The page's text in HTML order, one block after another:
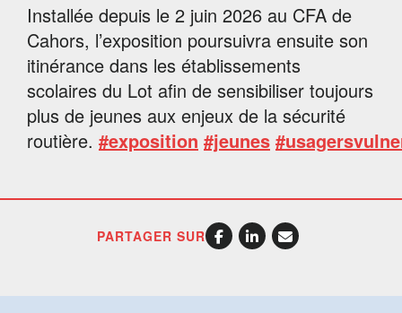
Installée depuis le 2 juin 2026 au CFA de
Cahors, l’exposition poursuivra ensuite son
itinérance dans les établissements
scolaires du Lot afin de sensibiliser toujours
plus de jeunes aux enjeux de la sécurité
routière. #exposition #jeunes
PARTAGER SUR